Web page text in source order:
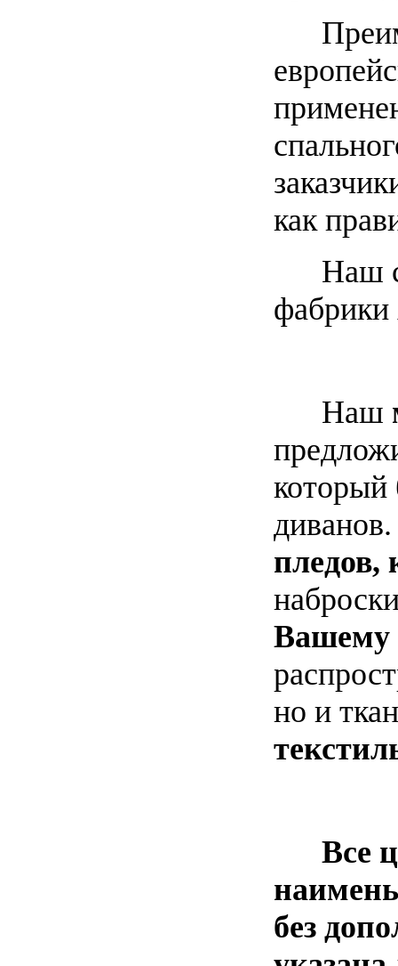
как
Наш
фабрики
Наш
который
пледов,
Вашему
но и
Все
без